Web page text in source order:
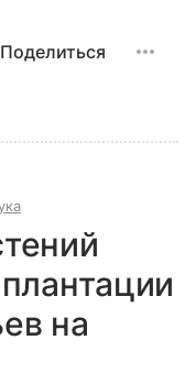
Поделиться
на